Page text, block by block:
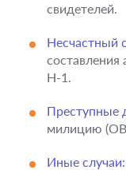
свидетелей.
Несчастный
составления
Н-1.
Преступные
милицию
Иные случаи: